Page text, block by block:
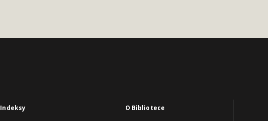
Indeksy O Bibliotece